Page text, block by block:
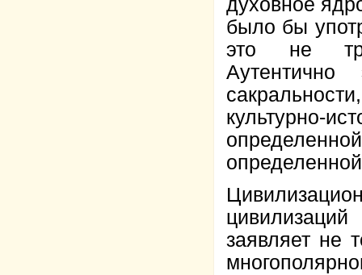
духовное
было бы
это не
культурно-
заявляет не